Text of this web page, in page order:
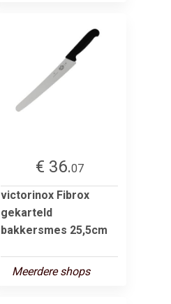
€ 36.07
victorinox Fibrox
gekarteld
bakkersmes 25,5cm
Meerdere shops